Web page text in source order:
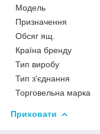
Мoдель
Призначення
Обсяг ящ.
Країна бренду
Тип виробу
Тип з'єднання
Торговельна марка
Приховати